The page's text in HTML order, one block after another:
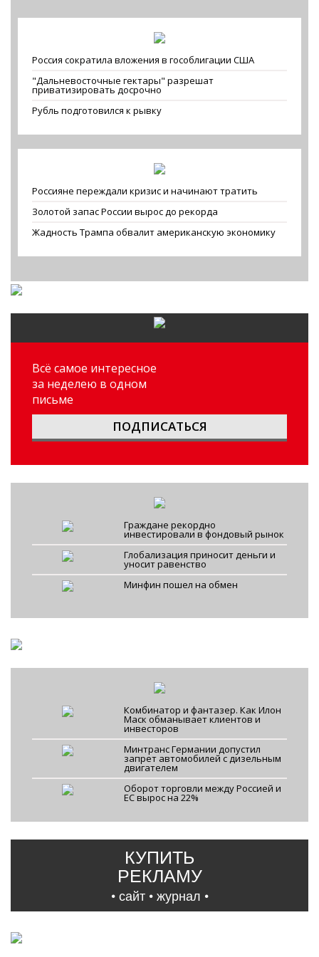
Россия сократила вложения в гособлигации США
"Дальневосточные гектары" разрешат
приватизировать досрочно
Рубль подготовился к рывку
Россияне переждали кризис и начинают тратить
Золотой запас России вырос до рекорда
Жадность Трампа обвалит американскую экономику
Всё самое интересное
за неделею в одном
письме
ПОДПИСАТЬСЯ
Граждане рекордно
инвестировали в фондовый рынок
Глобализация приносит деньги и
уносит равенство
Минфин пошел на обмен
Комбинатор и фантазер. Как Илон
Маск обманывает клиентов и
инвесторов
Минтранс Германии допустил
запрет автомобилей с дизельным
двигателем
Оборот торговли между Россией и
ЕС вырос на 22%
КУПИТЬ
РЕКЛАМУ
• сайт • журнал •